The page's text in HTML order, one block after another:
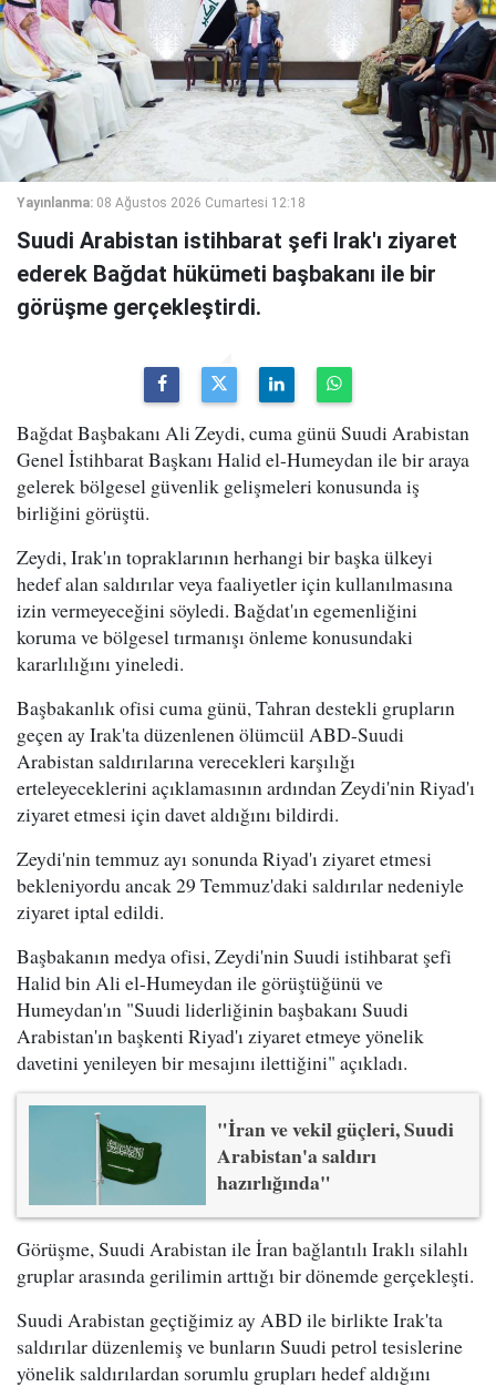
Yayınlanma: 08 Ağustos 2026 Cumartesi 12:18
Suudi Arabistan istihbarat şefi Irak'ı ziyaret
ederek Bağdat hükümeti başbakanı ile bir
görüşme gerçekleştirdi.
Bağdat Başbakanı Ali Zeydi, cuma günü Suudi Arabistan
Genel İstihbarat Başkanı Halid el-Humeydan ile bir araya
gelerek bölgesel güvenlik gelişmeleri konusunda iş
birliğini görüştü.
Zeydi, Irak'ın topraklarının herhangi bir başka ülkeyi
hedef alan saldırılar veya faaliyetler için kullanılmasına
izin vermeyeceğini söyledi. Bağdat'ın egemenliğini
koruma ve bölgesel tırmanışı önleme konusundaki
kararlılığını yineledi.
Başbakanlık ofisi cuma günü, Tahran destekli grupların
geçen ay Irak'ta düzenlenen ölümcül ABD-Suudi
Arabistan saldırılarına verecekleri karşılığı
erteleyeceklerini açıklamasının ardından Zeydi'nin Riyad'ı
ziyaret etmesi için davet aldığını bildirdi.
Zeydi'nin temmuz ayı sonunda Riyad'ı ziyaret etmesi
bekleniyordu ancak 29 Temmuz'daki saldırılar nedeniyle
ziyaret iptal edildi.
Başbakanın medya ofisi, Zeydi'nin Suudi istihbarat şefi
Halid bin Ali el-Humeydan ile görüştüğünü ve
Humeydan'ın "Suudi liderliğinin başbakanı Suudi
Arabistan'ın başkenti Riyad'ı ziyaret etmeye yönelik
davetini yenileyen bir mesajını ilettiğini" açıkladı.
"İran ve vekil güçleri, Suudi
Arabistan'a saldırı
hazırlığında"
Görüşme, Suudi Arabistan ile İran bağlantılı Iraklı silahlı
gruplar arasında gerilimin arttığı bir dönemde gerçekleşti.
Suudi Arabistan geçtiğimiz ay ABD ile birlikte Irak'ta
saldırılar düzenlemiş ve bunların Suudi petrol tesislerine
yönelik saldırılardan sorumlu grupları hedef aldığını